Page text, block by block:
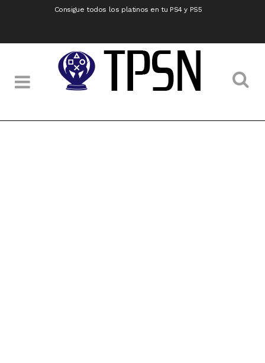
Consigue todos los platinos en tu PS4 y PS5